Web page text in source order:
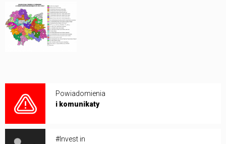
Powiadomienia
i komunikaty
#Invest in